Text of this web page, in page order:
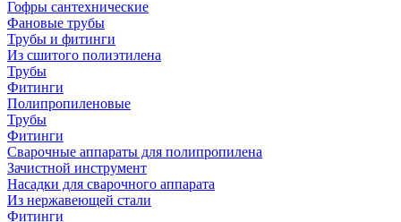
Гофры сантехнические
Фановые трубы
Трубы и фитинги
Из сшитого полиэтилена
Трубы
Фитинги
Полипропиленовые
Трубы
Фитинги
Сварочные аппараты для полипропилена
Зачистной инструмент
Насадки для сварочного аппарата
Из нержавеющей стали
Фитинги